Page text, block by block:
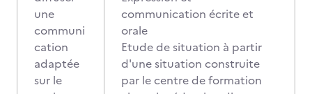
une
communi
cation
adaptée
sur le
communication écrite et
orale
Etude de situation à partir
d'une situation construite
par le centre de formation